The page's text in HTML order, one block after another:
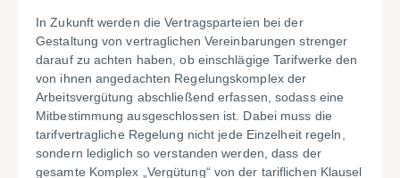
In Zukunft werden die Vertragsparteien bei der
Gestaltung von vertraglichen Vereinbarungen strenger
darauf zu achten haben, ob einschlägige Tarifwerke den
von ihnen angedachten Regelungskomplex der
Arbeitsvergütung abschließend erfassen, sodass eine
Mitbestimmung ausgeschlossen ist. Dabei muss die
tarifvertragliche Regelung nicht jede Einzelheit regeln,
sondern lediglich so verstanden werden, dass der
gesamte Komplex „Vergütung“ von der tariflichen Klausel